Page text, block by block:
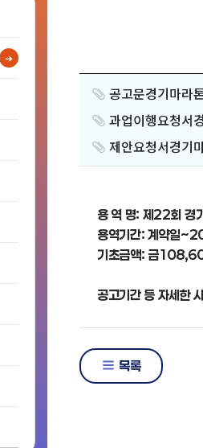
공고문경기마라
과업이행요청서
제안요청서경기
용 역 명: 제22회 경
용역기간: 계약일
기초금액: 금
공고기간 등 자세한
목록